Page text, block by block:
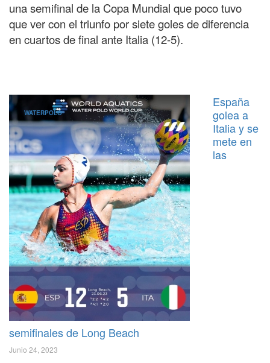
una semifinal de la Copa Mundial que poco tuvo
que ver con el triunfo por siete goles de diferencia
en cuartos de final ante Italia (12-5).
WATERPOLO
España
golea a
Italia y se
mete en
las
semifinales de Long Beach
Junio 24, 2023